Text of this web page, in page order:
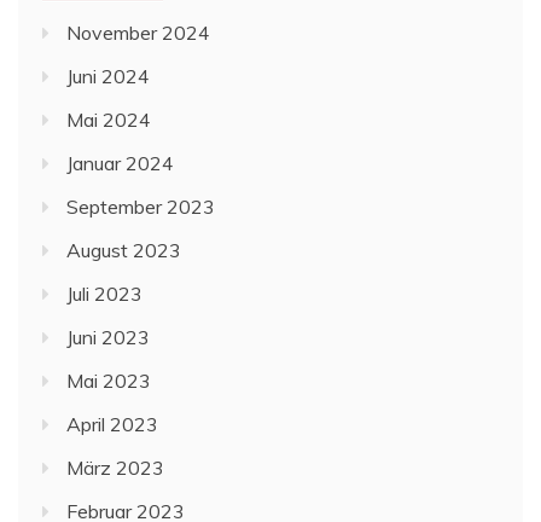
November 2024
Juni 2024
Mai 2024
Januar 2024
September 2023
August 2023
Juli 2023
Juni 2023
Mai 2023
April 2023
März 2023
Februar 2023